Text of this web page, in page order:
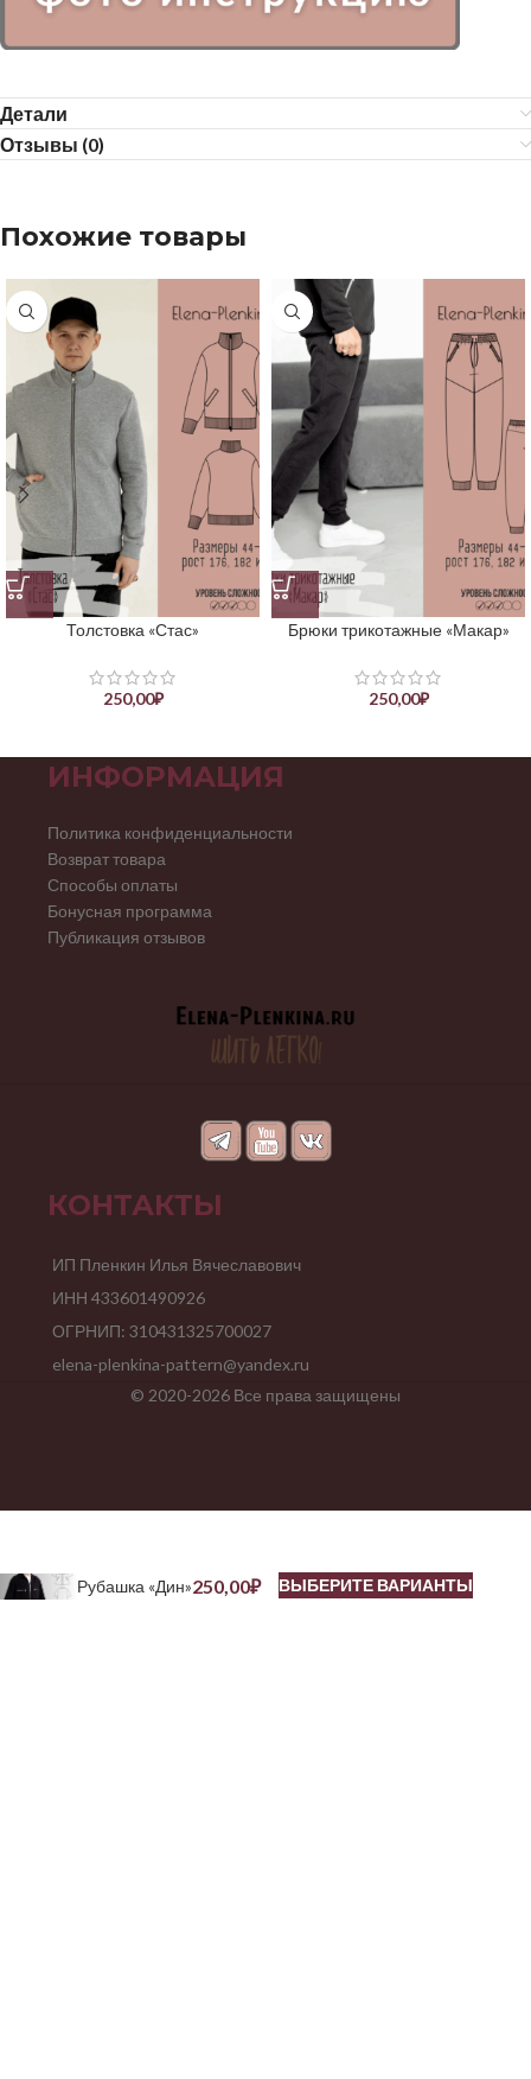
Детали
Отзывы (0)
Похожие товары
Толстовка «Стас»
250,00₽
Брюки трикотажные «Макар»
250,00₽
ИНФОРМАЦИЯ
Политика конфиденциальности
Возврат товара
Способы оплаты
Бонусная программа
Публикация отзывов
КОНТАКТЫ
ИП Пленкин Илья Вячеславович
ИНН 433601490926
ОГРНИП: 310431325700027
elena-plenkina-pattern@yandex.ru
© 2020-2026 Все права защищены
Рубашка «Дин»250,00₽ ВЫБЕРИТЕ ВАРИАНТЫ